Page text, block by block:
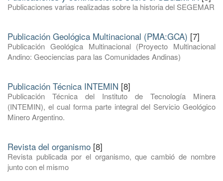
Publicaciones varias realizadas sobre la historia del SEGEMAR
Publicación Geológica Multinacional (PMA:GCA) [7]
Publicación Geológica Multinacional (Proyecto Multinacional
Andino: Geociencias para las Comunidades Andinas)
Publicación Técnica INTEMIN [8]
Publicación Técnica del Instituto de Tecnología Minera
(INTEMIN), el cual forma parte integral del Servicio Geológico
Minero Argentino.
Revista del organismo [8]
Revista publicada por el organismo, que cambió de nombre
junto con el mismo